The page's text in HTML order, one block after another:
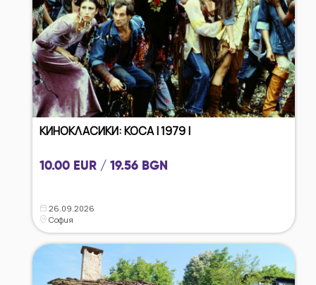
КИНОКЛАСИКИ: КОСА | 1979 |
10.00 EUR / 19.56 BGN
26.09.2026
София